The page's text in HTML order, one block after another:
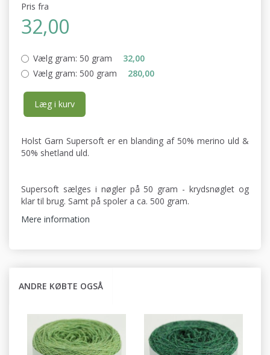
Pris fra
32,00
Vælg gram: 50 gram
32,00
Vælg gram: 500 gram 280,00
Læg i kurv
Holst Garn Supersoft er en blanding af 50% merino uld &
50% shetland uld.
Supersoft sælges i nøgler på 50 gram - krydsnøglet og
klar til brug. Samt på spoler a ca. 500 gram.
Mere information
ANDRE KØBTE OGSÅ